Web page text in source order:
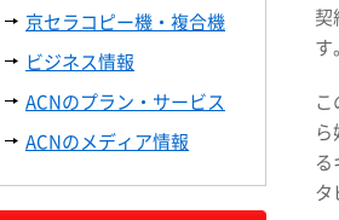
契
す。
タ
京セラコピー機・複合機
ビジネス情報
ACNのプラン・サービス
ACNのメディア情報